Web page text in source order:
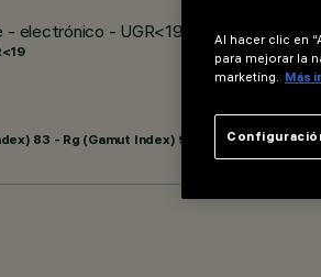
electrónico - UGR<19
83 - Rg (Gamut Index) 94
Al hacer clic en
para mejorar la
marketing. Más